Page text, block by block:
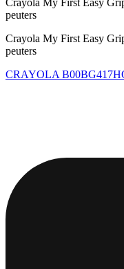
peuters
Crayola My First Easy
peuters
CRAYOLA